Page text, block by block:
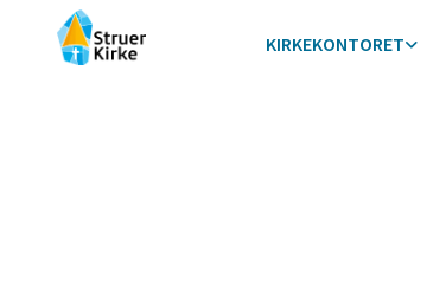
KIRKEKONTORET